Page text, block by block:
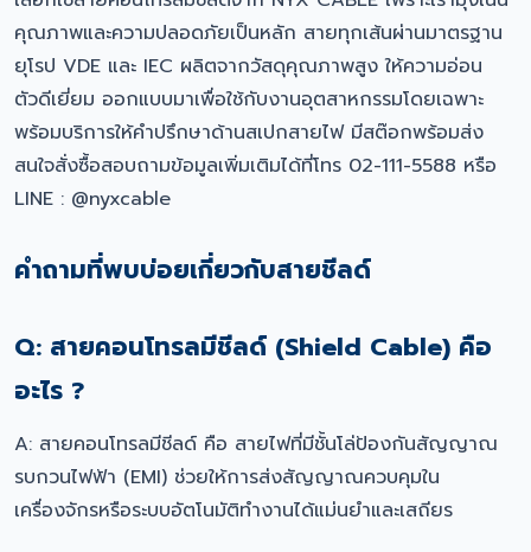
คุณภาพและความปลอดภัยเป็นหลัก สายทุกเส้นผ่านมาตรฐาน
ยุโรป VDE และ IEC ผลิตจากวัสดุคุณภาพสูง ให้ความอ่อน
ตัวดีเยี่ยม ออกแบบมาเพื่อใช้กับงานอุตสาหกรรมโดยเฉพาะ
พร้อมบริการให้คำปรึกษาด้านสเปกสายไฟ มีสต๊อกพร้อมส่ง
สนใจสั่งซื้อสอบถามข้อมูลเพิ่มเติมได้ที่โทร 02-111-5588 หรือ
LINE : @nyxcable
คำถามที่พบบ่อยเกี่ยวกับสายชีลด์
Q: สายคอนโทรลมีชีลด์ (Shield Cable) คือ
อะไร ?
A: สายคอนโทรลมีชีลด์ คือ สายไฟที่มีชั้นโล่ป้องกันสัญญาณ
รบกวนไฟฟ้า (EMI) ช่วยให้การส่งสัญญาณควบคุมใน
เครื่องจักรหรือระบบอัตโนมัติทำงานได้แม่นยำและเสถียร